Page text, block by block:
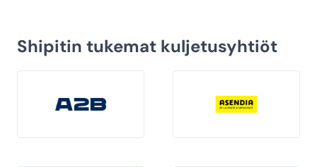
Shipitin tukemat kuljetusyhtiöt